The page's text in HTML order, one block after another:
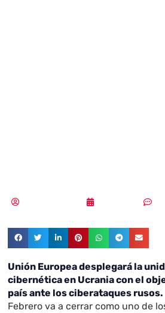
Unión Europea desplegará la
cibernética en Ucrania con el
país ante los ciberataques rusos.
Febrero va a cerrar como uno de